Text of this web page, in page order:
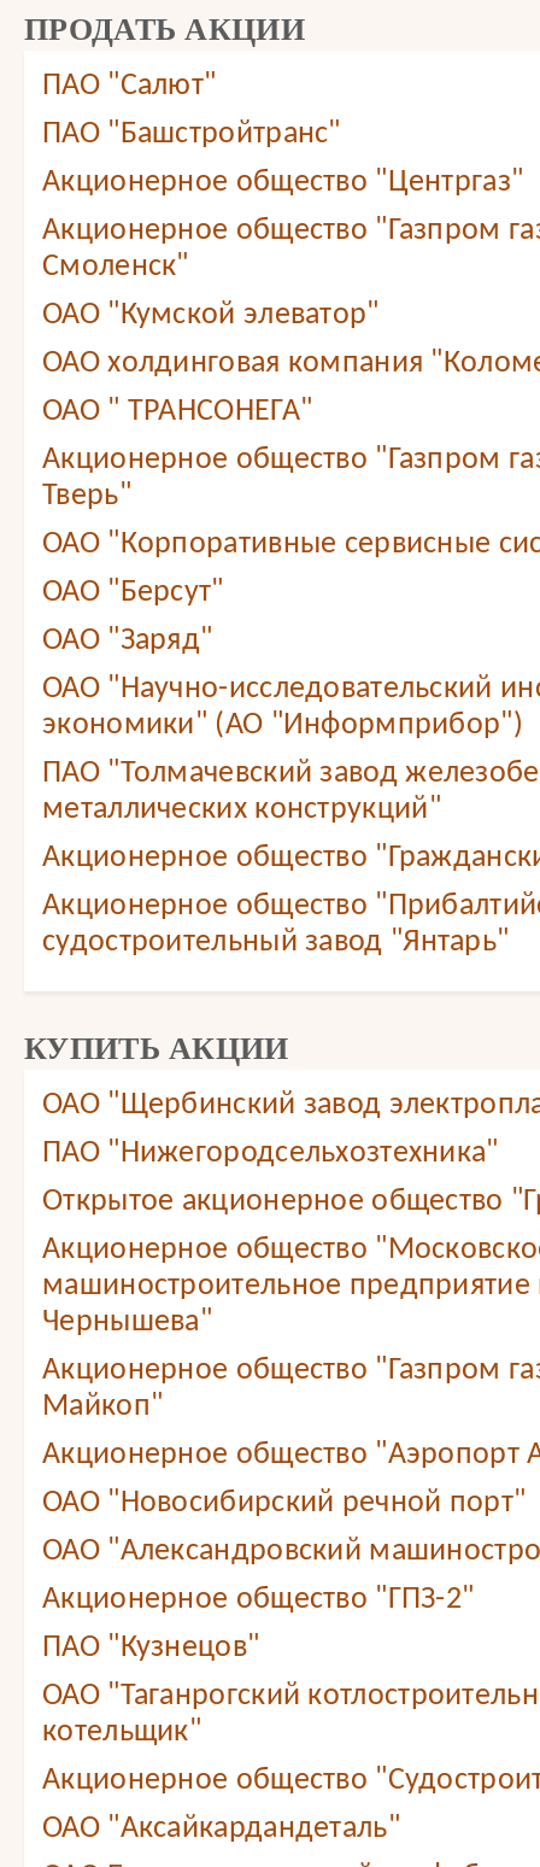
ПРОДАТЬ АКЦИИ
ПАО "Салют"
ПАО "Башстройтранс"
Акционерное общество "Центргаз"
Акционерное общество "Газпром
Смоленск"
ОАО "Кумской элеватор"
ОАО холдинговая компания
ОАО " ТРАНСОНЕГА"
Акционерное общество "Газпром
Тверь"
ОАО "Корпоративные сервисные
ОАО "Берсут"
ОАО "Заряд"
ОАО "Научно-исследовательский
экономики" (АО "Информприбор")
ПАО "Толмачевский завод
металлических конструкций"
Акционерное общество
Акционерное общество
судостроительный завод "Янтарь"
КУПИТЬ АКЦИИ
ОАО "Щербинский завод
ПАО "Нижегородсельхозтехника"
Открытое акционерное общество
Акционерное общество
машиностроительное
Чернышева"
Акционерное общество "Газпром
Майкоп"
Акционерное общество "Аэропорт
ОАО "Новосибирский речной порт"
ОАО "Александровский
Акционерное общество "ГПЗ-2"
ПАО "Кузнецов"
ОАО "Таганрогский
котельщик"
Акционерное общество
ОАО "Аксайкардандеталь"